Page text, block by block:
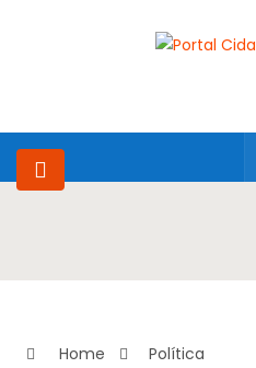
Home
Política